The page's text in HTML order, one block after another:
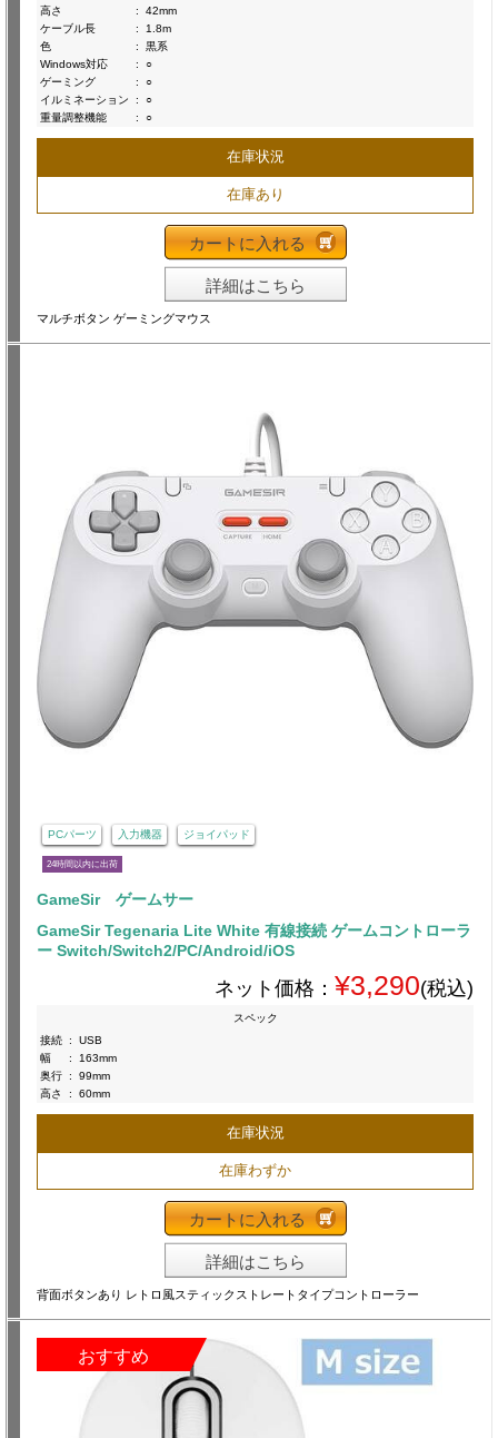
高さ
:
42mm
ケーブル長
:
1.8m
色
:
黒系
Windows対応
:
○
ゲーミング
:
○
イルミネーション
:
○
重量調整機能
: ○
在庫状況
在庫あり
カートに入れる
詳細はこちら
マルチボタン ゲーミングマウス
PCパーツ 入力機器 ジョイパッド
24時間以内に出荷
GameSir ゲームサー
GameSir Tegenaria Lite White 有線接続 ゲームコントローラ
ー Switch/Switch2/PC/Android/iOS
ネット価格： ¥3,290(税込)
スペック
接続 :
USB
幅
:
163mm
奥行 :
99mm
高さ
: 60mm
在庫状況
在庫わずか
カートに入れる
詳細はこちら
背面ボタンあり レトロ風スティックストレートタイプコントローラー
おすすめ